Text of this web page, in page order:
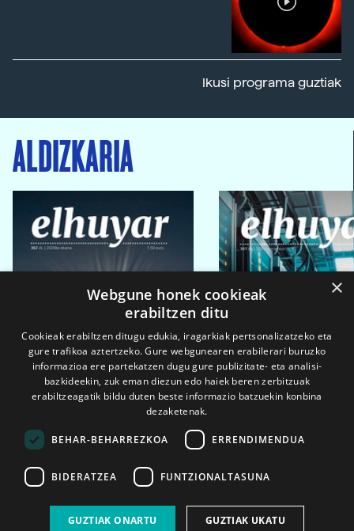
Ikusi programa guztiak
ALDIZKARIA
2026ko eka. 1a 2026ko mar. 1a
×
Webgune honek cookieak
erabiltzen ditu
Cookieak erabiltzen ditugu edukia, iragarkiak pertsonalizatzeko eta
gure trafikoa aztertzeko. Gure webgunearen erabilerari buruzko
informazioa ere partekatzen dugu gure publizitate- eta analisi-
bazkideekin, zuk eman diezun edo haiek beren zerbitzuak
erabiltzeagatik bildu duten beste informazio batzuekin konbina
dezaketenak.
BEHAR-BEHARREZKOA ERRENDIMENDUA
BIDERATZEA FUNTZIONALTASUNA
GUZTIAK ONARTU GUZTIAK UKATU